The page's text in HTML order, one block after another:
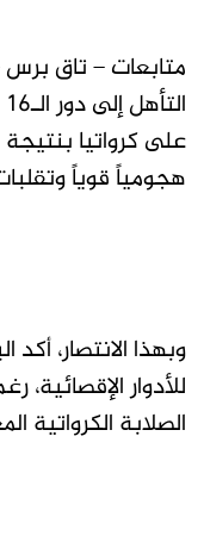
متابعات – تاق
هجومياً قوياً
وبهذا الانتصار،
للأدوار
الصلابة الكرواتية